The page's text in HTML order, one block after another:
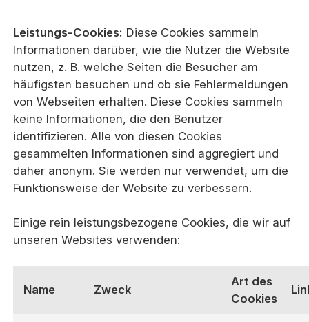
Leistungs-Cookies: Diese Cookies sammeln
Informationen darüber, wie die Nutzer die Website
nutzen, z. B. welche Seiten die Besucher am
häufigsten besuchen und ob sie Fehlermeldungen
von Webseiten erhalten. Diese Cookies sammeln
keine Informationen, die den Benutzer
identifizieren. Alle von diesen Cookies
gesammelten Informationen sind aggregiert und
daher anonym. Sie werden nur verwendet, um die
Funktionsweise der Website zu verbessern.
Einige rein leistungsbezogene Cookies, die wir auf
unseren Websites verwenden:
Name Zweck
Art des
Cookies